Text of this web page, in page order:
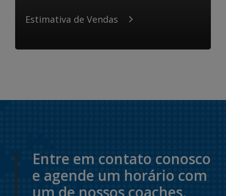
Estimativa de Vendas
Entre em contato conosco
e agende um horário com
um de nossos coaches.